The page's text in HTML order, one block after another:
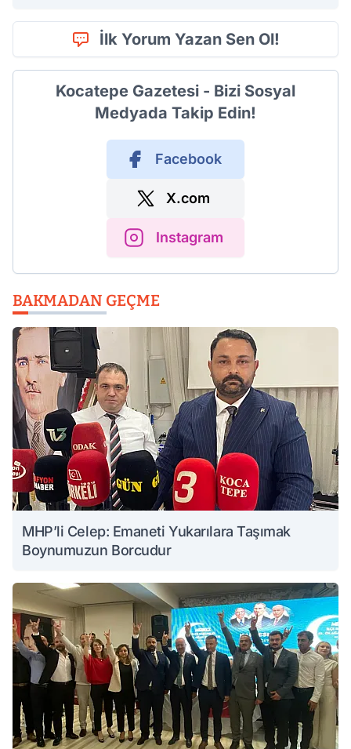
İlk Yorum Yazan Sen Ol!
Kocatepe Gazetesi - Bizi Sosyal
Medyada Takip Edin!
Facebook
X.com
Instagram
BAKMADAN GEÇME
MHP’li Celep: Emaneti Yukarılara Taşımak
Boynumuzun Borcudur